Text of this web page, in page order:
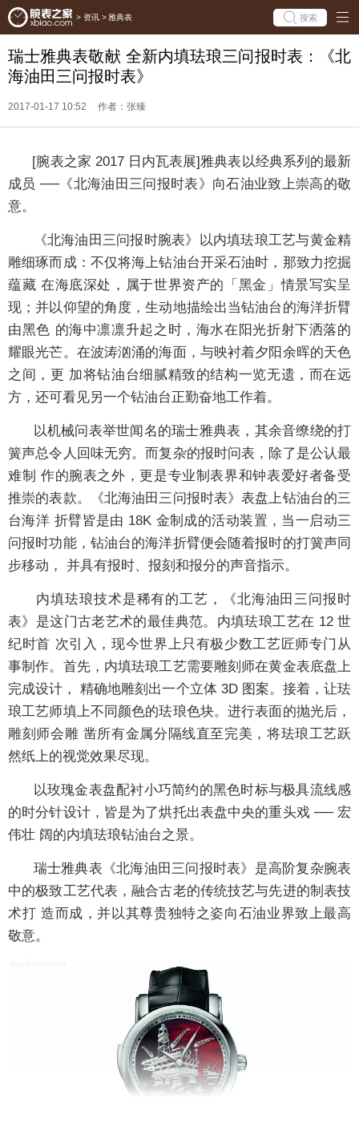
> 资讯 > 雅典表 搜索
瑞士雅典表敬献 全新内填珐琅三问报时表：《北
海油田三问报时表》
2017-01-17 10:52 作者：张臻
[腕表之家 2017 日内瓦表展]雅典表以经典系列的最新
成员 ──《北海油田三问报时表》向石油业致上崇高的敬
意。
《北海油田三问报时腕表》以内填珐琅工艺与黄金精
雕细琢而成：不仅将海上钻油台开采石油时，那致力挖掘
蕴藏 在海底深处，属于世界资产的「黑金」情景写实呈
现；并以仰望的角度，生动地描绘出当钻油台的海洋折臂
由黑色 的海中凛凛升起之时，海水在阳光折射下洒落的
耀眼光芒。在波涛汹涌的海面，与映衬着夕阳余晖的天色
之间，更 加将钻油台细腻精致的结构一览无遗，而在远
方，还可看见另一个钻油台正勤奋地工作着。
以机械问表举世闻名的瑞士雅典表，其余音缭绕的打
簧声总令人回味无穷。而复杂的报时问表，除了是公认最
难制 作的腕表之外，更是专业制表界和钟表爱好者备受
推崇的表款。《北海油田三问报时表》表盘上钻油台的三
台海洋 折臂皆是由 18K 金制成的活动装置，当一启动三
问报时功能，钻油台的海洋折臂便会随着报时的打簧声同
步移动， 并具有报时、报刻和报分的声音指示。
内填珐琅技术是稀有的工艺，《北海油田三问报时
表》是这门古老艺术的最佳典范。内填珐琅工艺在 12 世
纪时首 次引入，现今世界上只有极少数工艺匠师专门从
事制作。首先，内填珐琅工艺需要雕刻师在黄金表底盘上
完成设计， 精确地雕刻出一个立体 3D 图案。接着，让珐
琅工艺师填上不同颜色的珐琅色块。进行表面的抛光后，
雕刻师会雕 凿所有金属分隔线直至完美，将珐琅工艺跃
然纸上的视觉效果尽现。
以玫瑰金表盘配衬小巧简约的黑色时标与极具流线感
的时分针设计，皆是为了烘托出表盘中央的重头戏 ── 宏
伟壮 阔的内填珐琅钻油台之景。
瑞士雅典表《北海油田三问报时表》是高阶复杂腕表
中的极致工艺代表，融合古老的传统技艺与先进的制表技
术打 造而成，并以其尊贵独特之姿向石油业界致上最高
敬意。